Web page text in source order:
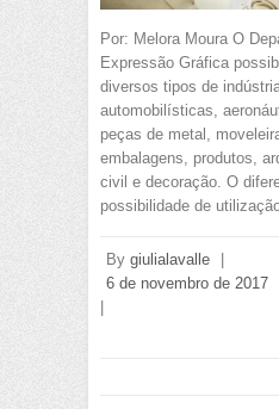
Por: Melora Moura O
Expressão Gráfica
diversos tipos de
automobilísticas,
peças de metal,
embalagens, produtos,
civil e decoração. O
possibilidade de
By giulialavalle
6 de novembro de 2017